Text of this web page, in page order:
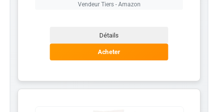
Vendeur Tiers - Amazon
Détails
Acheter